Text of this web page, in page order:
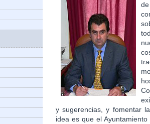
y sugerencias, y fomentar
idea es que el